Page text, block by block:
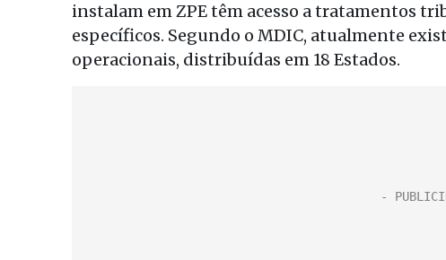
instalam em ZPE têm acesso a tratamentos
específicos. Segundo o MDIC, atualmente
operacionais, distribuídas em 18 Estados.